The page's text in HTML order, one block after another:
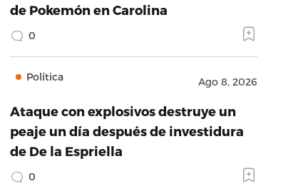
de Pokemón en Carolina
0
Política Ago 8, 2026
Ataque con explosivos destruye un
peaje un día después de investidura
de De la Espriella
0